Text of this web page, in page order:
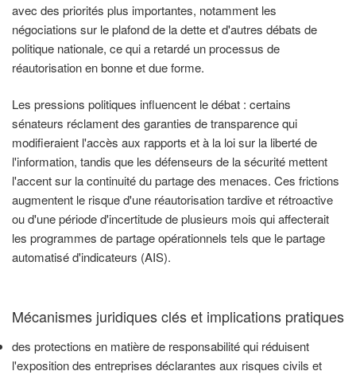
avec des priorités plus importantes, notamment les
négociations sur le plafond de la dette et d'autres débats de
politique nationale, ce qui a retardé un processus de
réautorisation en bonne et due forme.
Les pressions politiques influencent le débat : certains
sénateurs réclament des garanties de transparence qui
modifieraient l'accès aux rapports et à la loi sur la liberté de
l'information, tandis que les défenseurs de la sécurité mettent
l'accent sur la continuité du partage des menaces. Ces frictions
augmentent le risque d'une réautorisation tardive et rétroactive
ou d'une période d'incertitude de plusieurs mois qui affecterait
les programmes de partage opérationnels tels que le partage
automatisé d'indicateurs (AIS).
Mécanismes juridiques clés et implications pratiques
des protections en matière de responsabilité qui réduisent
l'exposition des entreprises déclarantes aux risques civils et